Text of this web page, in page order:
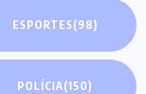
ESPORTES(98)
POLÍCIA(150)